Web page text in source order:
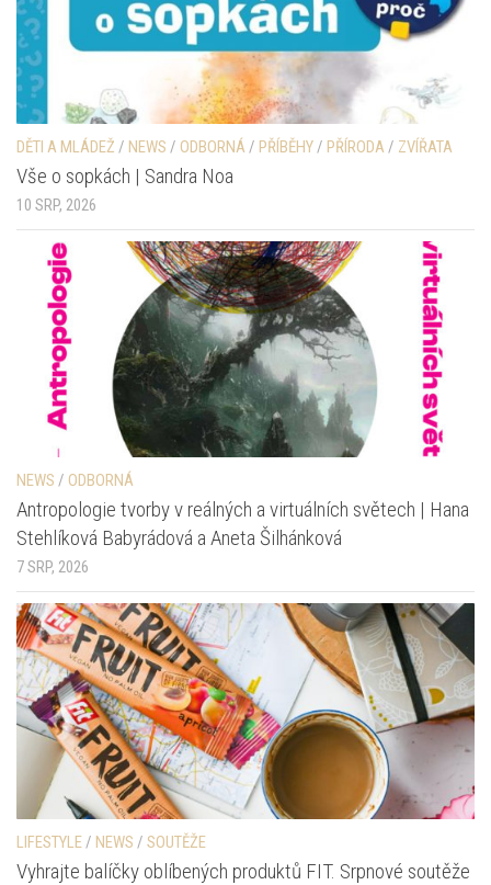
DĚTI A MLÁDEŽ / NEWS / ODBORNÁ / PŘÍBĚHY/ PŘÍRODA / ZVÍŘATA
Vše o sopkách | Sandra Noa
10 SRP, 2026
NEWS / ODBORNÁ
Antropologie tvorby v reálných a virtuálních světech | Hana
Stehlíková Babyrádová a Aneta Šilhánková
7 SRP, 2026
LIFESTYLE/ NEWS / SOUTĚŽE
Vyhrajte balíčky oblíbených produktů FIT. Srpnové soutěže